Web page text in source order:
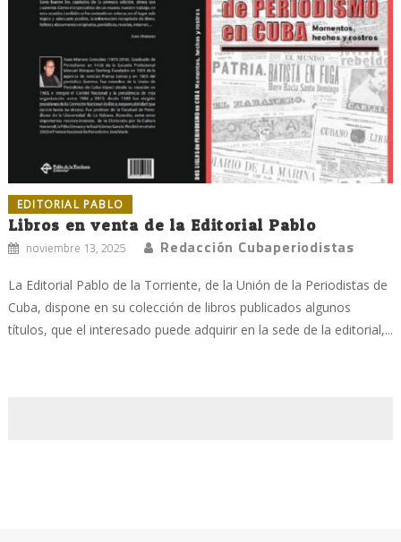
EDITORIAL PABLO
Libros en venta de la Editorial Pablo
noviembre 13, 2025 Redacción Cubaperiodistas
La Editorial Pablo de la Torriente, de la Unión de la Periodistas de
Cuba, dispone en su colección de libros publicados algunos
títulos, que el interesado puede adquirir en la sede de la editorial,...